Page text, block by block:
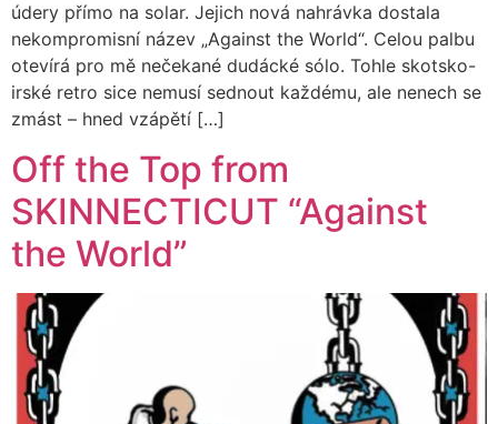
údery přímo na solar. Jejich nová nahrávka dostala
nekompromisní název „Against the World“. Celou palbu
otevírá pro mě nečekané dudácké sólo. Tohle skotsko-
irské retro sice nemusí sednout každému, ale nenech se
zmást – hned vzápětí […]
Off the Top from
SKINNECTICUT “Against
the World”